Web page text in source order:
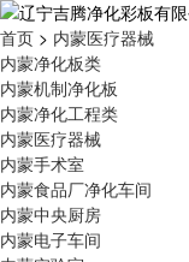
首页 > 内蒙医疗器械
内蒙净化板类
内蒙机制净化板
内蒙净化工程类
内蒙医疗器械
内蒙手术室
内蒙食品厂净化车间
内蒙中央厨房
内蒙电子车间